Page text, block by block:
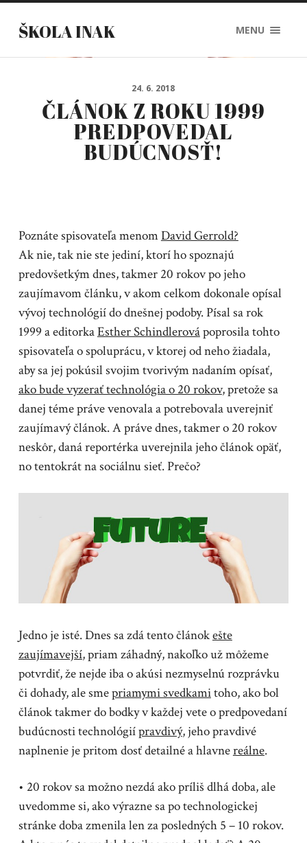
ŠKOLA INAK MENU
24. 6. 2018
ČLÁNOK Z ROKU 1999
PREDPOVEDAL
BUDÚCNOSŤ!
Poznáte spisovateľa menomDavid Gerrold?
Ak nie, tak nie ste jediní, ktorí ho spoznajú
predovšetkým dnes, takmer 20 rokov po jeho
zaujímavom článku, v akom celkom dokonale opísal
vývoj technológií do dnešnej podoby. Písal sa rok
1999 a editorkaEsther Schindlerovápoprosila tohto
spisovateľa o spoluprácu, v ktorej od neho žiadala,
aby sa jej pokúsil svojim tvorivým nadaním opísať,
ako bude vyzerať technológia o 20 rokov, pretože sa
danej téme práve venovala a potrebovala uverejniť
zaujímavý článok. A práve dnes, takmer o 20 rokov
neskôr, daná reportérka uverejnila jeho článok opäť,
no tentokrát na sociálnu sieť. Prečo?
Jedno je isté. Dnes sa zdá tento článokešte
zaujímavejší, priam záhadný, nakoľko už môžeme
potvrdiť, že nejde iba o akúsi nezmyselnú rozprávku
či dohady, ale smepriamymi svedkamitoho, ako bol
článok takmer do bodky v každej vete o predpovedaní
budúcnosti technológiípravdivý, jeho pravdivé
naplnenie je pritom dosť detailné a hlavnereálne.
• 20 rokov sa možno nezdá ako príliš dlhá doba, ale
uvedomme si, ako výrazne sa po technologickej
stránke doba zmenila len za posledných 5 – 10 rokov.